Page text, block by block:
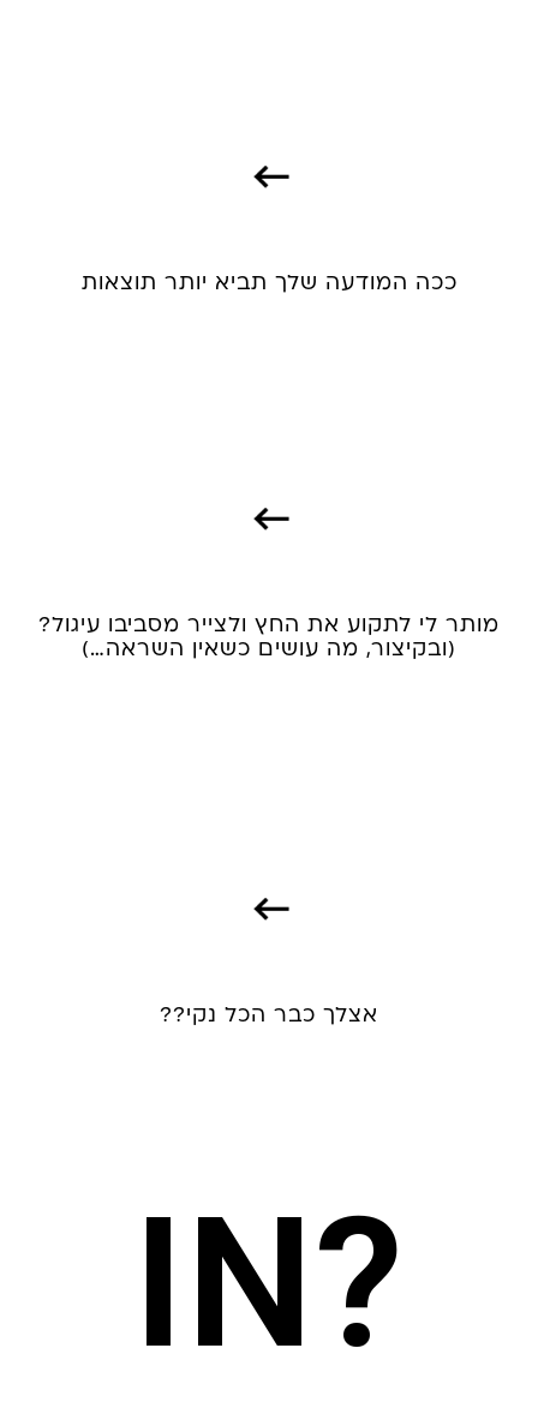
ככה המודעה שלך תביא יותר תוצאות
מותר לי לתקוע את החץ ולצייר מסביבו עיגול?
(ובקיצור, מה עושים כשאין השראה…)
אצלך כבר הכל נקי??
?IN